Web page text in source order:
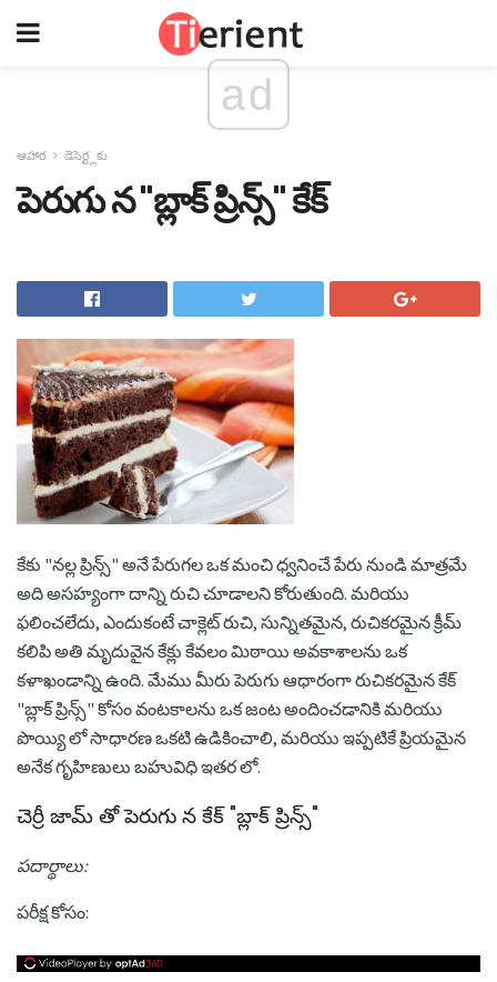
ad
ఆహార డెసెర్ట్లకు
పెరుగు న "బ్లాక్ ప్రిన్స్" కేక్
కేకు "నల్ల ప్రిన్స్" అనే పేరుగల ఒక మంచి ధ్వనించే పేరు నుండి మాత్రమే
అది అసహ్యంగా దాన్ని రుచి చూడాలని కోరుతుంది. మరియు
ఫలించలేదు, ఎందుకంటే చాక్లెట్ రుచి, సున్నితమైన, రుచికరమైన క్రీమ్
కలిపి అతి మృదువైన కేక్లు కేవలం మిఠాయి అవకాశాలను ఒక
కళాఖండాన్ని ఉంది. మేము మీరు పెరుగు ఆధారంగా రుచికరమైన కేక్
"బ్లాక్ ప్రిన్స్" కోసం వంటకాలను ఒక జంట అందించడానికి మరియు
పొయ్యి లో సాధారణ ఒకటి ఉడికించాలి, మరియు ఇప్పటికే ప్రియమైన
అనేక గృహిణులు బహువిధి ఇతర లో.
చెర్రీ జామ్ తో పెరుగు న కేక్ "బ్లాక్ ప్రిన్స్"
పదార్థాలు:
పరీక్ష కోసం: